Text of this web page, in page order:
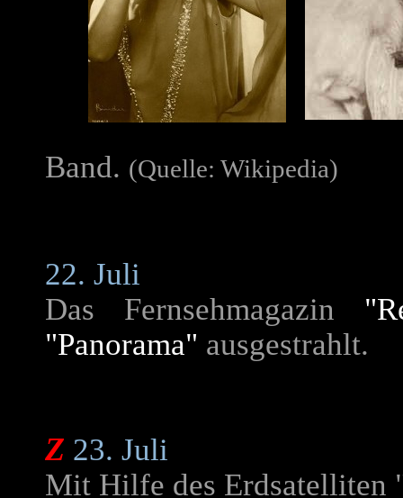
Band. (Quelle: Wikipedia)
22. Juli
Das Fernsehmagazin
"Panorama" ausgestrahlt.
Z 23. Juli
Mit Hilfe des Erdsatelliten